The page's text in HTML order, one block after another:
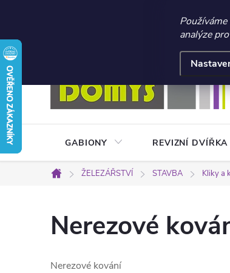
☀️ LETNÍ
analýze
Přejít
na
obsah
Obchodní
GABIONY REVIZNÍ DVÍŘKA
Domů
ŽELEZÁŘSTVÍ STAVBA Kliky a
Nerezové
Nerezové kování